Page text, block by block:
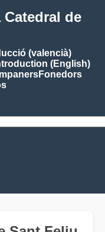
Catedral de
(valencià)
(English)
Fonedors